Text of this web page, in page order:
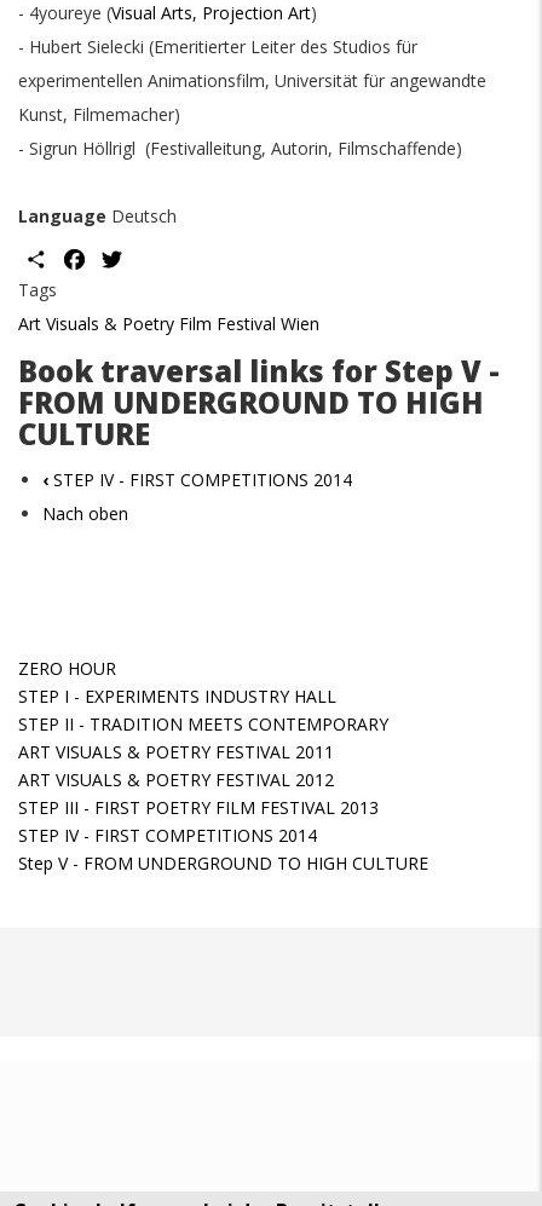
- 4youreye (Visual Arts, Projection Art)
- Hubert Sielecki (Emeritierter Leiter des Studios für
experimentellen Animationsfilm, Universität für angewandte
Kunst, Filmemacher)
- Sigrun Höllrigl (Festivalleitung, Autorin, Filmschaffende)
Language Deutsch
ShareFacebook
Tags
Art Visuals & Poetry Film Festival Wien
Book traversal links for Step V -
FROM UNDERGROUND TO HIGH
CULTURE
‹ STEP IV - FIRST COMPETITIONS 2014
Nach oben
ZERO HOUR
STEP I - EXPERIMENTS INDUSTRY HALL
STEP II - TRADITION MEETS CONTEMPORARY
ART VISUALS & POETRY FESTIVAL 2011
ART VISUALS & POETRY FESTIVAL 2012
STEP III - FIRST POETRY FILM FESTIVAL 2013
STEP IV - FIRST COMPETITIONS 2014
Step V - FROM UNDERGROUND TO HIGH CULTURE